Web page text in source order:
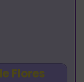
Flores